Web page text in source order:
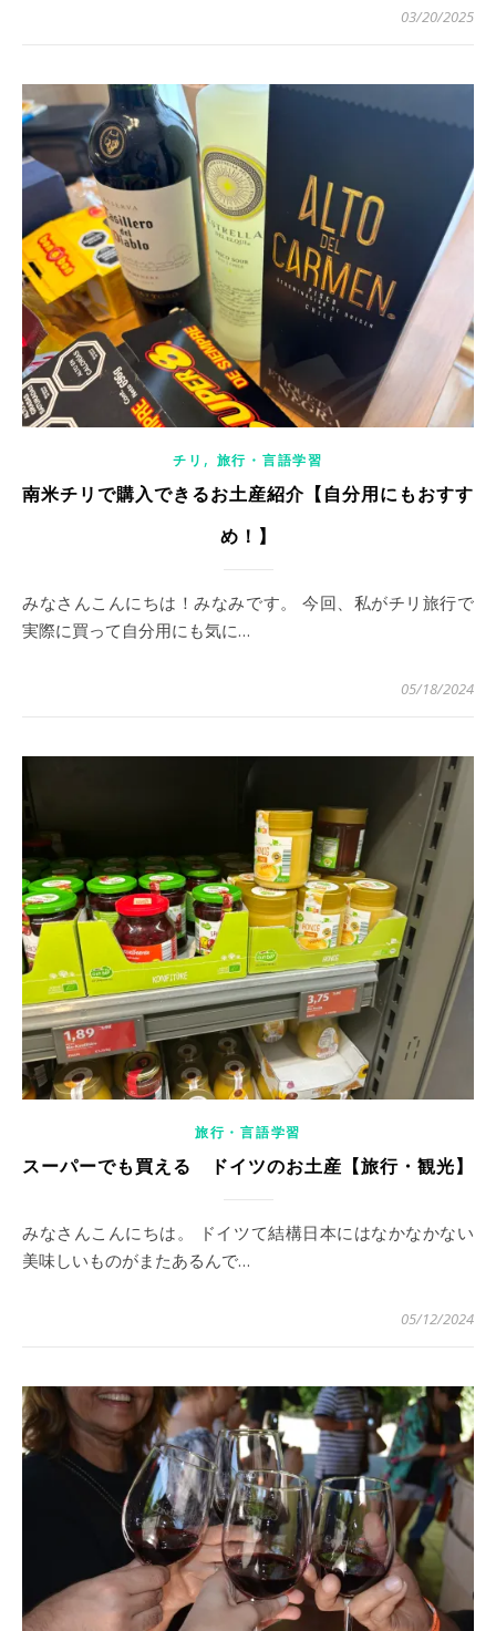
03/20/2025
チリ , 旅行・言語学習
南米チリで購入できるお土産紹介【自分用にもおすす
め！】
みなさんこんにちは！みなみです。 今回、私がチリ旅行で
実際に買って自分用にも気に…
05/18/2024
旅行・言語学習
スーパーでも買える ドイツのお土産【旅行・観光】
みなさんこんにちは。 ドイツて結構日本にはなかなかない
美味しいものがまたあるんで…
05/12/2024